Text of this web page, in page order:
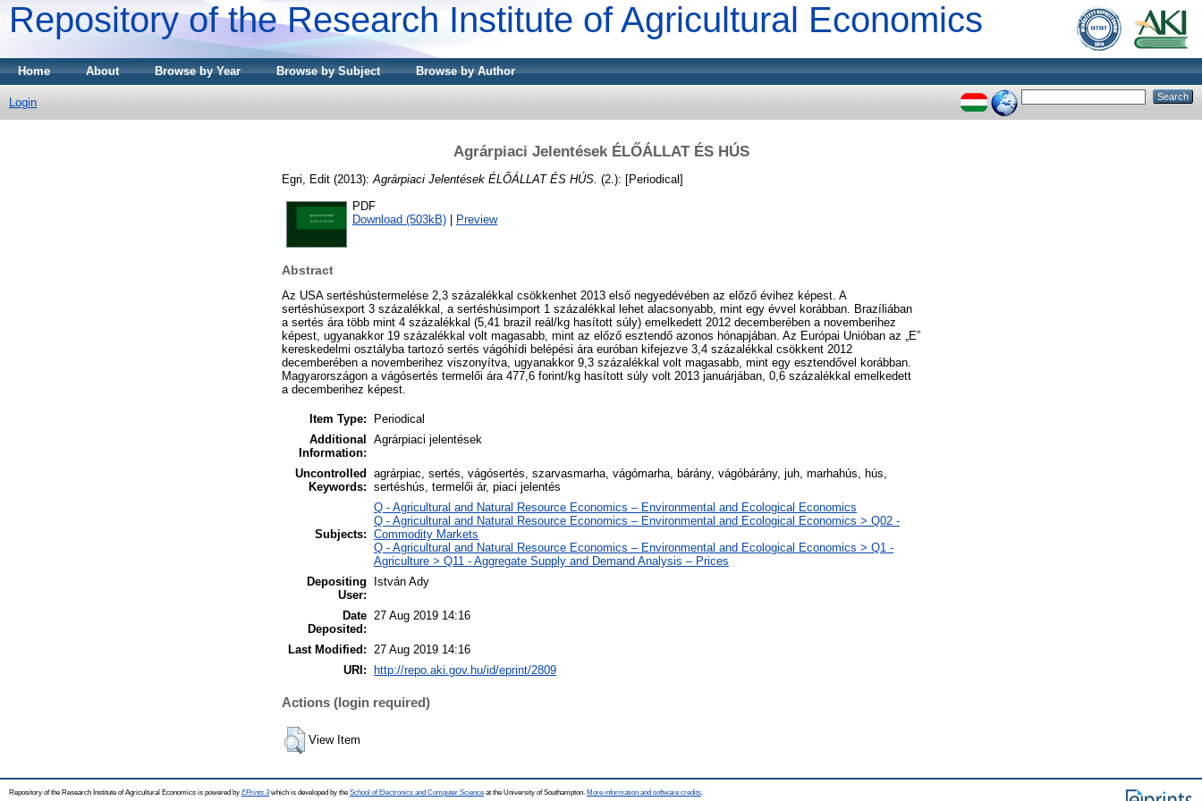
Repository of the Research Institute of Agricultural Economics
Home About Browse by Year Browse by Subject Browse by Author
Login
Agrárpiaci Jelentések ÉLŐÁLLAT ÉS HÚS
Egri, Edit (2013): Agrárpiaci Jelentések ÉLŐÁLLAT ÉS HÚS. (2.): [Periodical]
PDF
Download (503kB)
Preview
Abstract
Az USA sertéshústermelése 2,3 százalékkal csökkenhet 2013 első negyedévében az előző évihez képest. A
sertéshúsexport 3 százalékkal, a sertéshúsimport 1 százalékkal lehet alacsonyabb, mint egy évvel korábban. Brazíliában
a sertés ára több mint 4 százalékkal (5,41 brazil reál/kg hasított súly) emelkedett 2012 decemberében a novemberihez
képest, ugyanakkor 19 százalékkal volt magasabb, mint az előző esztendő azonos hónapjában. Az Európai Unióban az „E”
kereskedelmi osztályba tartozó sertés vágóhídi belépési ára euróban kifejezve 3,4 százalékkal csökkent 2012
decemberében a novemberihez viszonyítva, ugyanakkor 9,3 százalékkal volt magasabb, mint egy esztendővel korábban.
Magyarországon a vágósertés termelői ára 477,6 forint/kg hasított súly volt 2013 januárjában, 0,6 százalékkal emelkedett
a decemberihez képest.
Item Type:
Periodical
Additional
Information:
Agrárpiaci jelentések
Uncontrolled
Keywords:
agrárpiac, sertés, vágósertés, szarvasmarha, vágómarha, bárány, vágóbárány, juh, marhahús, hús,
sertéshús, termelői ár, piaci jelentés
Subjects:
Q - Agricultural and Natural Resource Economics – Environmental and Ecological Economics
Q - Agricultural and Natural Resource Economics – Environmental and Ecological Economics > Q02 -
Commodity Markets
Q - Agricultural and Natural Resource Economics – Environmental and Ecological Economics > Q1 -
Agriculture > Q11 - Aggregate Supply and Demand Analysis – Prices
Depositing
User:
István Ady
Date
Deposited:
27 Aug 2019 14:16
Last Modified:
27 Aug 2019 14:16
URI: http://repo.aki.gov.hu/id/eprint/2809
Actions (login required)
View Item
Repository of the Research Institute of Agricultural Economics is powered by EPrints 3which is developed by the School of Electronics and Computer Science at the University of Southampton. More information and software credits